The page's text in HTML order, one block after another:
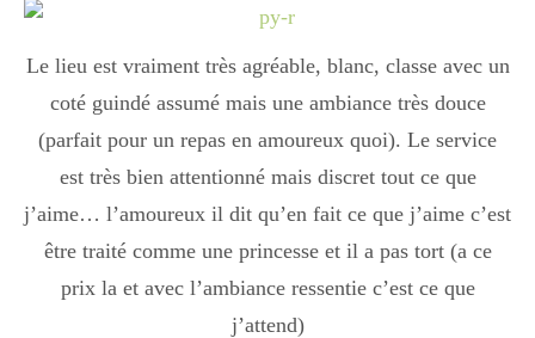
Dessert
Boisson chaudes
Les classiques
Mes amis en cuisine
Le lieu est vraiment très agréable, blanc, classe avec un
coté guindé assumé mais une ambiance très douce
(parfait pour un repas en amoureux quoi). Le service
est très bien attentionné mais discret tout ce que
j’aime… l’amoureux il dit qu’en fait ce que j’aime c’est
être traité comme une princesse et il a pas tort (a ce
prix la et avec l’ambiance ressentie c’est ce que
j’attend)